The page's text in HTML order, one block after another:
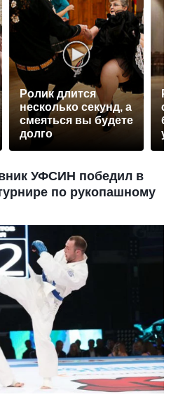
Ролик длится
несколько секунд, а
смеяться вы будете
долго
УФСИН победил в
по рукопашному